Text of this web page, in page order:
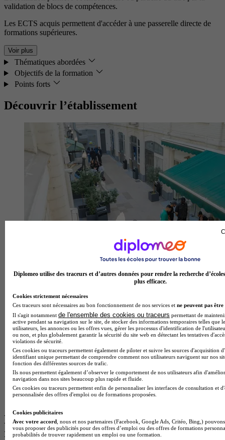
validation de blocs de compétences.
Les ECTS acquis permettent d'accéder à une passerelle directe de
formations supérieures.
Voir plus
Thématiques abordées
Objectifs de la formation
Points forts
Découvrir l’établissement
ESGI - Paris
Aucun avis
Paris 12e
Voir l’établissement
Les intitulés de diplôme les plus
recherchés
Diplomeo utilise des traceurs et d’autres données pour rendre la recherche
plus efficace.
Cookies strictement nécessaires
Ces traceurs sont nécessaires au bon fonctionnement de nos services et ne peuvent pas être
Il s'agit notamment de l'ensemble des cookies ou traceurs permettant de
active pendant sa navigation sur le site, de stocker des informations temporaires telles que
utilisateurs, les annonces ou les offres vues, gérer les processus d'identification de
ou non, et plus globalement garantir la sécurité du site web en détectant les tentatives
violations de sécurité.
Ces cookies ou traceurs permettent également de piloter et suivre les sources d'acquisition
identifiant unique permettant de comprendre comment nos utilisateurs naviguent sur nos
fonction des différentes sources de trafic.
Ils nous permettent également d’observer le comportement de nos utilisateurs afin
navigation dans nos sites beaucoup plus rapide et fluide.
Ces cookies ou traceurs permettent enfin de personnaliser les interfaces de consultation et
personnalisée des offres d'emploi ou de formations proposées.
Cookies publicitaires
Avec votre accord , nous et nos partenaires (Facebook, Google Ads, Critéo, Bing,)
vous proposer des publicités pour des offres d’emploi ou des offres de formations
probabilités de trouver rapidement un emploi ou une formation.